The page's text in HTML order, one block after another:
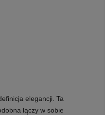
elegancji. Ta
łączy w sobie